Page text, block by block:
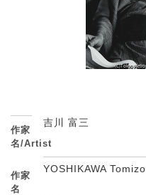
作家
名/Artist
吉川 富三
作家
名
YOSHIKAWA Tomizo